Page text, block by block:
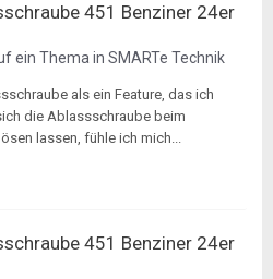
451 Benziner 24er
ein Thema in SMARTe Technik
als ein Feature, das ich
die Ablassschraube beim
lassen, fühle ich mich...
451 Benziner 24er